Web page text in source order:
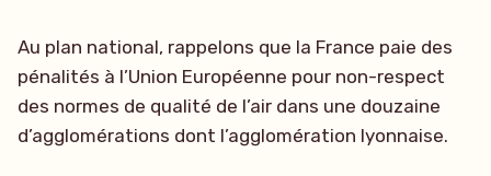
Au plan national, rappelons que la France paie des
pénalités à l’Union Européenne pour non-respect
des normes de qualité de l’air dans une douzaine
d’agglomérations dont l’agglomération lyonnaise.